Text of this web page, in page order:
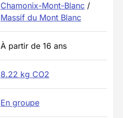
Chamonix-Mont-Blanc /
Massif du Mont Blanc
À partir de 16 ans
8.22 kg CO2
En groupe